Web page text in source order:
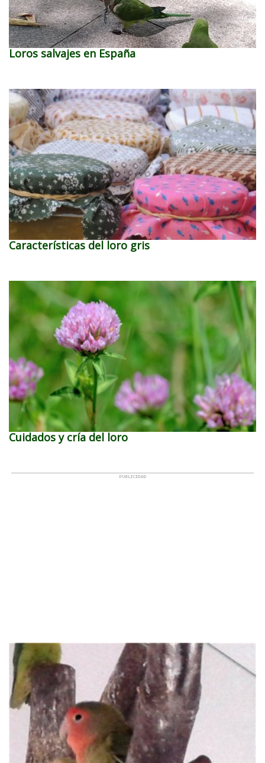
Loros salvajes en España
Características del loro gris
Cuidados y cría del loro